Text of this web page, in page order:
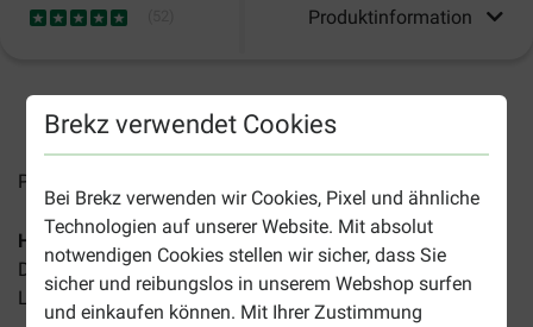
Brekz verwendet Cookies
Bei Brekz verwenden wir Cookies, Pixel und ähnliche
Technologien auf unserer Website. Mit absolut
notwendigen Cookies stellen wir sicher, dass Sie
sicher und reibungslos in unserem Webshop surfen
und einkaufen können. Mit Ihrer Zustimmung
Produktinformation
Preise inkl. MwSt zzgl.
Hill's Prescription Diet L/D Liver Care Hundefutter
Diätfutter für erwachsene Hunde, die aufgrund einer
Lebererkrankung an einer Leberfunktionsstörung leiden.